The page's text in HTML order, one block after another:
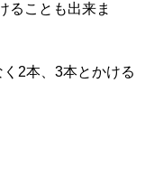
ることも出来ま
2本、3本とかける